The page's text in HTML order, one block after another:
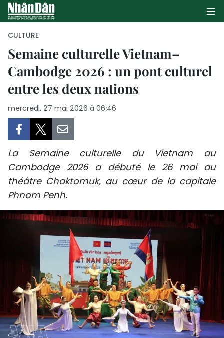
PAGE D'ACCUEIL
POLITIQUE
CULTURE
TOURISME
ENVIRONNEMENT
SPORT
FRANCOPHONIE
PAYS NATAL
INTERNATIONAL
MÉGASTORIE
CULTURE
Semaine culturelle Vietnam–
Cambodge 2026 : un pont culturel
entre les deux nations
mercredi, 27 mai 2026 à 06:46
La Semaine culturelle du Vietnam au
Cambodge 2026 a débuté le 26 mai au
théâtre Chaktomuk, au cœur de la capitale
Phnom Penh.